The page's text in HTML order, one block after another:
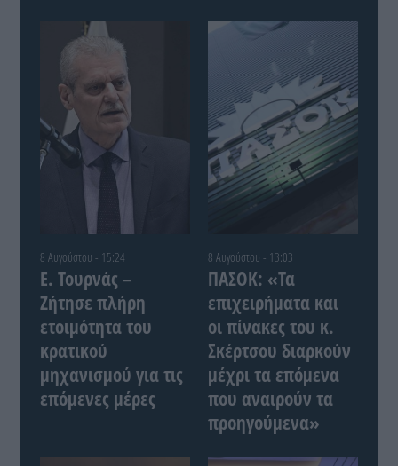
8 Αυγούστου - 15:24
Ε. Τουρνάς –
Ζήτησε πλήρη
ετοιμότητα του
κρατικού
μηχανισμού για τις
επόμενες μέρες
8 Αυγούστου - 13:03
ΠΑΣΟΚ: «Τα
επιχειρήματα και
οι πίνακες του κ.
Σκέρτσου διαρκούν
μέχρι τα επόμενα
που αναιρούν τα
προηγούμενα»